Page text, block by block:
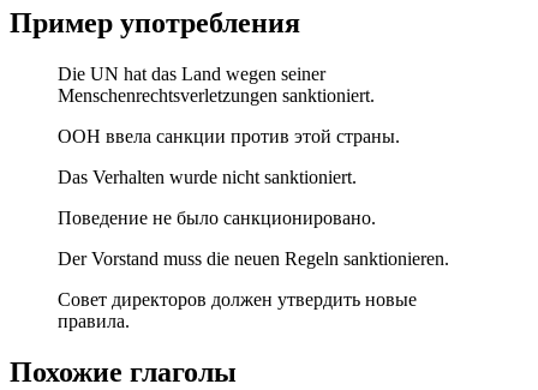
Пример употребления
Die UN hat das Land wegen seiner
Menschenrechtsverletzungen sanktioniert.
ООН ввела санкции против этой страны.
Das Verhalten wurde nicht sanktioniert.
Поведение не было санкционировано.
Der Vorstand muss die neuen Regeln sanktionieren.
Совет директоров должен утвердить новые
правила.
Похожие глаголы